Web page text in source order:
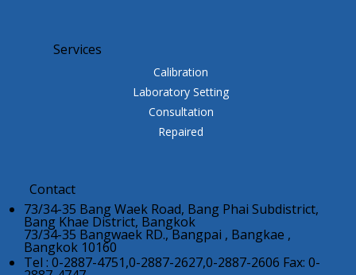
Services
Calibration
Laboratory Setting
Consultation
Repaired
Contact
73/34-35 Bang Waek Road, Bang Phai Subdistrict,
Bang Khae District, Bangkok
73/34-35 Bangwaek RD., Bangpai , Bangkae ,
Bangkok 10160
Tel : 0-2887-4751,0-2887-2627,0-2887-2606 Fax: 0-